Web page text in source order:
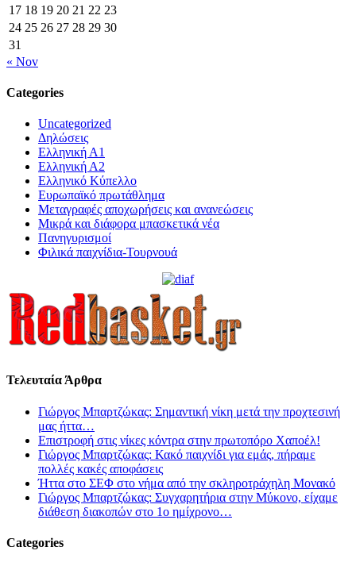
17 18 19 20 21 22 23
24 25 26 27 28 29 30
31
« Nov
Categories
Uncategorized
Δηλώσεις
Ελληνική Α1
Ελληνική Α2
Ελληνικό Κύπελλο
Ευρωπαϊκό πρωτάθλημα
Μεταγραφές αποχωρήσεις και ανανεώσεις
Μικρά και διάφορα μπασκετικά νέα
Πανηγυρισμοί
Φιλικά παιχνίδια-Τουρνουά
Τελευταία Άρθρα
Γιώργος Μπαρτζώκας: Σημαντική νίκη μετά την προχτεσινή
μας ήττα…
Επιστροφή στις νίκες κόντρα στην πρωτοπόρο Χαποέλ!
Γιώργος Μπαρτζώκας: Κακό παιχνίδι για εμάς, πήραμε
πολλές κακές αποφάσεις
Ήττα στο ΣΕΦ στο νήμα από την σκληροτράχηλη Μονακό
Γιώργος Μπαρτζώκας: Συγχαρητήρια στην Μύκονο, είχαμε
διάθεση διακοπών στο 1ο ημίχρονο…
Categories